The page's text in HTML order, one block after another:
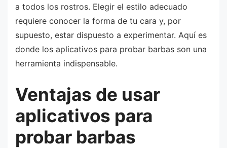
a todos los rostros. Elegir el estilo adecuado
requiere conocer la forma de tu cara y, por
supuesto, estar dispuesto a experimentar. Aquí es
donde los aplicativos para probar barbas son una
herramienta indispensable.
Ventajas de usar
aplicativos para
probar barbas